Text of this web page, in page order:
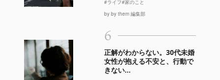
#ライフ#家のこと
by by them 編集部
6
正解がわからない。30代未婚
女性が抱える不安と、行動で
きない...